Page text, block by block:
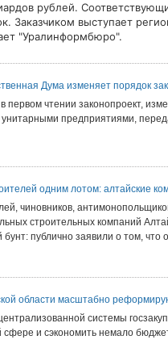
рублей.
Заказчиком выступает
"Уралинформбюро".
Дума изменяет порядок
первом чтении законопроект,
предприятиями,
одним лотом: алтайские
чиновников,
строительных компаний
публично заявили о том, что
области масштабно
системы
сфере и сэкономить немало